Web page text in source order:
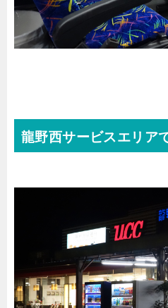
龍野西サービスエリア